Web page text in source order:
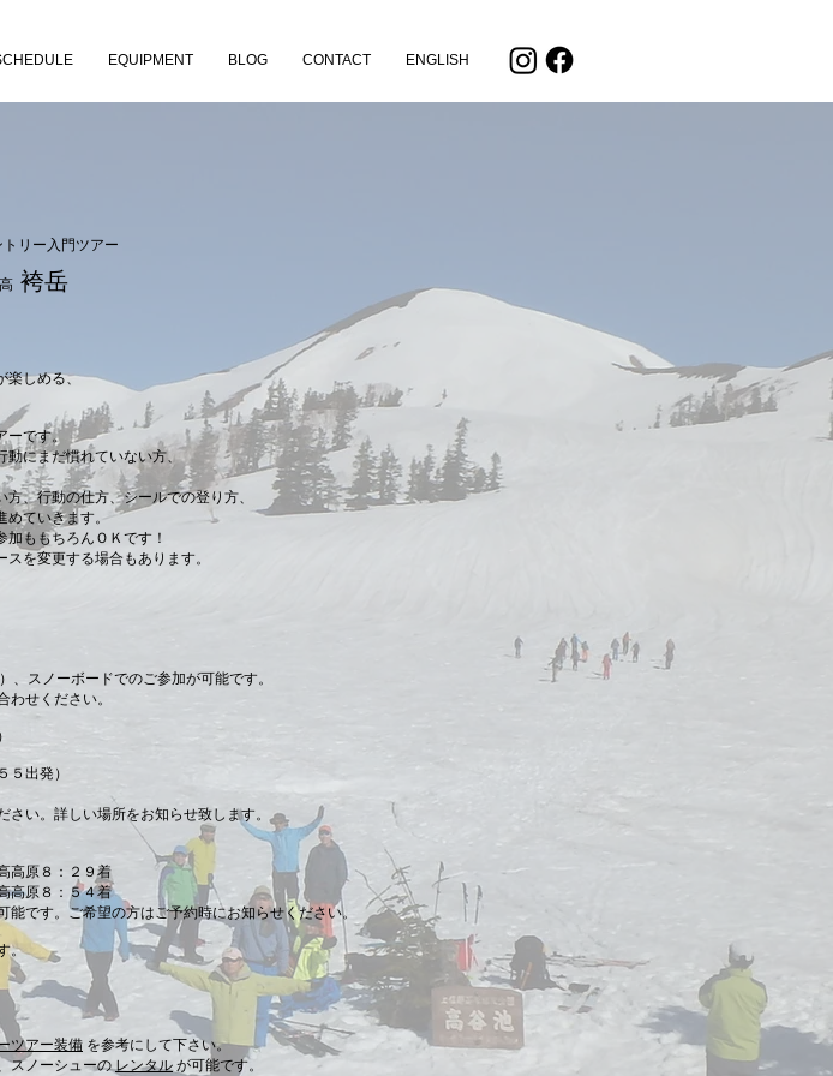
EQUIPMENT BLOG CONTACT ENGLISH
リー入門ツアー
袴岳
楽しめる、
です。
動にまだ慣れていない方、
、行動の仕方、シールでの登り方、
めていきます。
ももちろんＯＫです！
を変更する場合もあります。
スノーボードでのご参加が可能です。
せください。
出発）
い。詳しい場所をお知らせ致します。
原８：２９着
８：５４着
です。ご希望の方はご予約時にお知らせください。
。
ツアー装備 を参考にして下さい。
スノーシューのレンタル が可能です。